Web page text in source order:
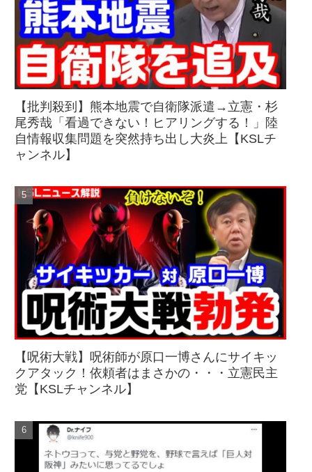
【批判殺到】熊本地震で自衛隊派遣→立憲・杉
尾秀哉「看過できない！ヒアリングする！」陸
自情報収集問題を突然持ち出し大炎上【KSLチ
ャンネル】
【呪術大戦】呪術師が原口一博さんにサイキッ
クアタック！依頼者はまさかの・・・立憲民主
党【KSLチャンネル】